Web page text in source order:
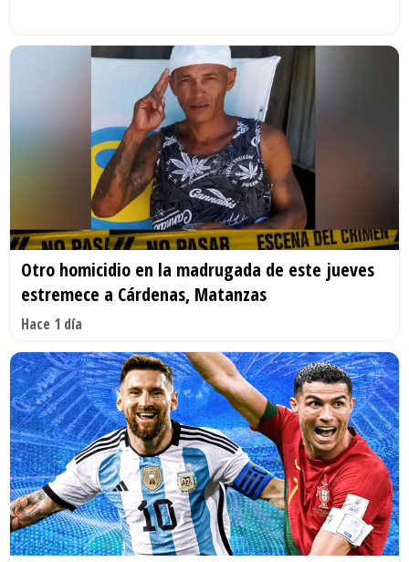
Otro homicidio en la madrugada de este jueves
estremece a Cárdenas, Matanzas
Hace 1 día